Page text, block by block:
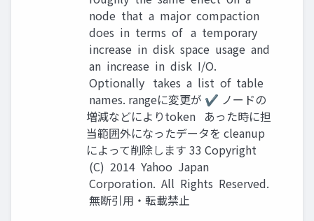
node that a major compaction
does in terms of a temporary
increase in disk space usage and
an increase in disk I/O.
Optionally takes a list of table
names. rangeに変更が ✔ ノードの
増減などによりtoken あった時に担
当範囲外になったデータを cleanup
によって削除します 33 Copyright
(C) 2014 Yahoo Japan
Corporation. All Rights Reserved.
無断引用・転載禁止